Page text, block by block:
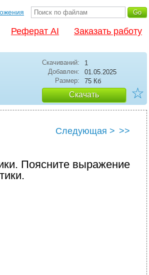
Реферат AI Заказать работу
Скачиваний:
1
Добавлен:
01.05.2025
Размер:
75 Кб
Скачать ☆
Следующая > >>
Поясните выражение